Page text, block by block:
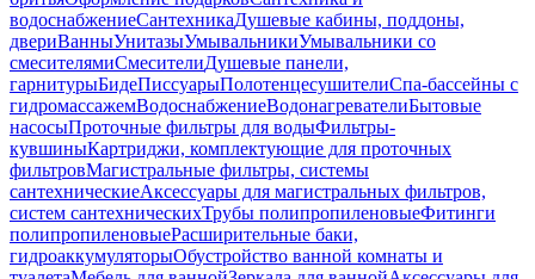
водоснабжениеСантехникаДушевые кабины, поддоны,
двериВанныУнитазыУмывальникиУмывальники со
смесителямиСмесителиДушевые панели,
гарнитурыБидеПиссуарыПолотенцесушителиСпа-бассейны с
гидромассажемВодоснабжениеВодонагревателиБытовые
насосыПроточные фильтры для водыФильтры-
кувшиныКартриджи, комплектующие для проточных
фильтровМагистральные фильтры, системы
сантехническиеАксессуары для магистральных фильтров,
систем сантехническихТрубы полипропиленовыеФитинги
полипропиленовыеРасширительные баки,
гидроаккумуляторыОбустройство ванной комнаты и